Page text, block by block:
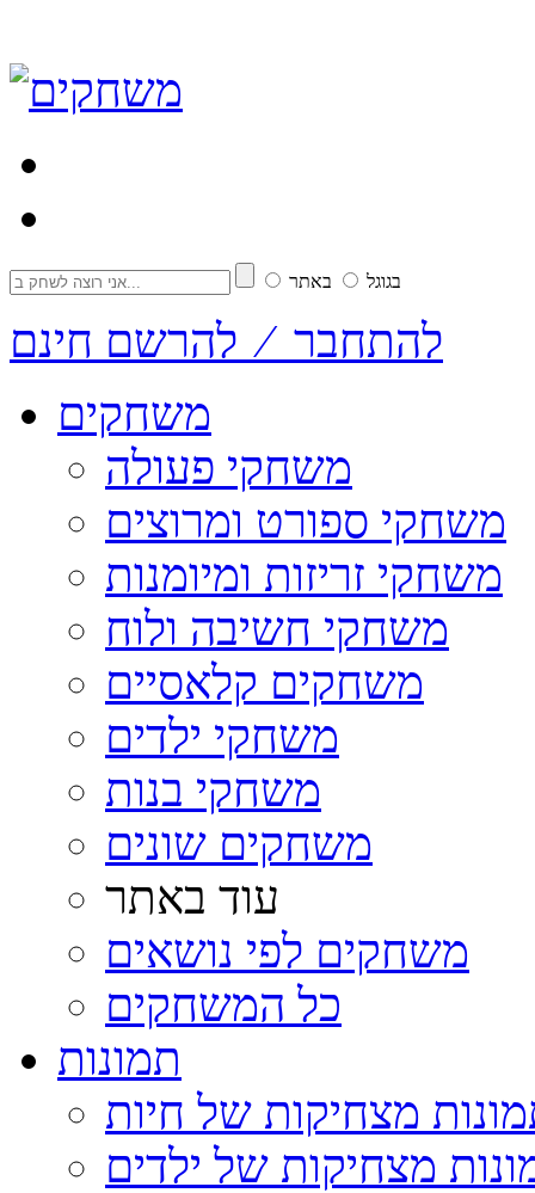
בגוגל באתר
להתחבר ⁄ להרשם חינם
משחקים
משחקי פעולה
משחקי ספורט ומרוצים
משחקי זריזות ומיומנות
משחקי חשיבה ולוח
משחקים קלאסיים
משחקי ילדים
משחקי בנות
משחקים שונים
עוד באתר
משחקים לפי נושאים
כל המשחקים
תמונות
מצחיקות של חיות
מצחיקות של ילדים